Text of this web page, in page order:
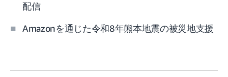
配信
Amazonを通じた令和8年熊本地震の被災地支援